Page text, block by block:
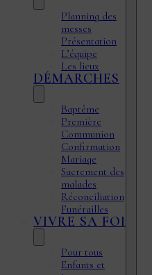
Planning des
messes
Présentation
L’équipe
Les lieux
DÉMARCHES
Baptême
Première
Communion
Confirmation
Mariage
Sacrement des
malades
Réconciliation
Funérailles
VIVRE SA FOI
Pour tous
Enfants et